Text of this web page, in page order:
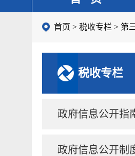
首页 > 税收专栏 > 第
税收专栏
政府信息公开指
政府信息公开制